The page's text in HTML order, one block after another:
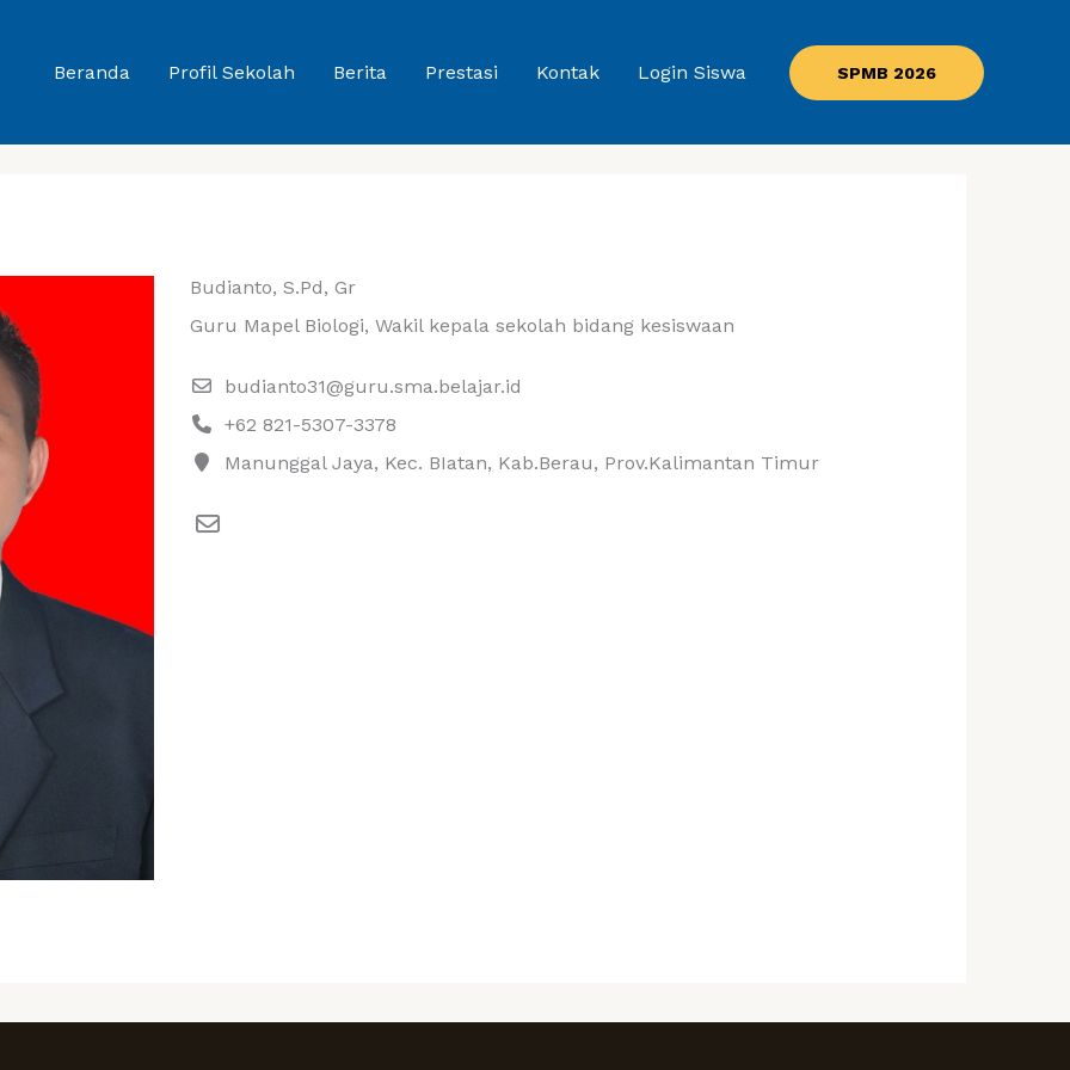
Beranda Profil Sekolah Berita Prestasi Kontak Login Siswa SPMB 2026
Budianto, S.Pd, Gr
Guru Mapel Biologi, Wakil kepala sekolah bidang kesiswaan
budianto31@guru.sma.belajar.id
+62 821-5307-3378
Manunggal Jaya, Kec. BIatan, Kab.Berau, Prov.Kalimantan Timur